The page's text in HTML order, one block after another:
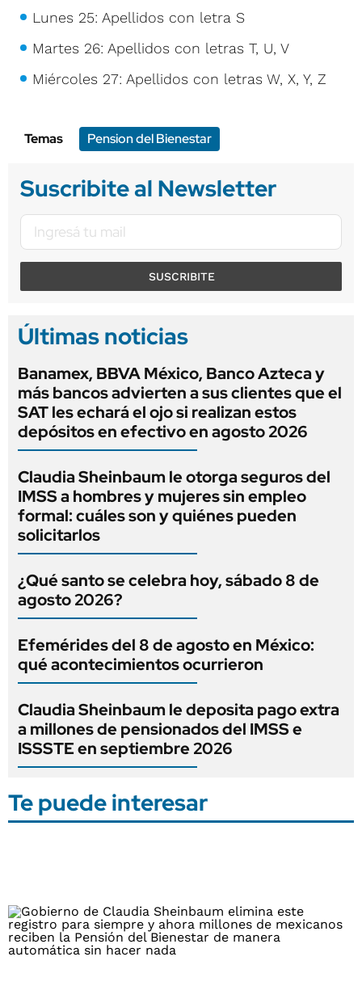
Lunes 25: Apellidos con letra S
Martes 26: Apellidos con letras T, U, V
Miércoles 27: Apellidos con letras W, X, Y, Z
Temas Pension del Bienestar
Suscribite al Newsletter
SUSCRIBITE
Últimas noticias
Banamex, BBVA México, Banco Azteca y
más bancos advierten a sus clientes que el
SAT les echará el ojo si realizan estos
depósitos en efectivo en agosto 2026
Claudia Sheinbaum le otorga seguros del
IMSS a hombres y mujeres sin empleo
formal: cuáles son y quiénes pueden
solicitarlos
¿Qué santo se celebra hoy, sábado 8 de
agosto 2026?
Efemérides del 8 de agosto en México:
qué acontecimientos ocurrieron
Claudia Sheinbaum le deposita pago extra
a millones de pensionados del IMSS e
ISSSTE en septiembre 2026
Te puede interesar